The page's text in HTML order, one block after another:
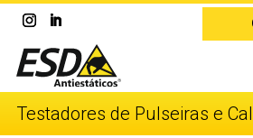
Testadores de Pulseiras e